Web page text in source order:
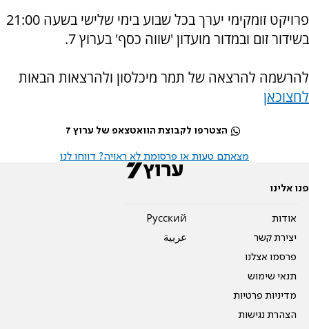
פרויקט זומקימי יערך בכל שבוע בימי שלישי בשעה 21:00
בשידור זום ובמדור מועדון 'שווה כסף' בערוץ 7.
להרשמה להרצאה של תמר מיכלסון ולהרצאות הבאות
לחצוכאן
הצטרפו לקבוצת הוואטצאפ של ערוץ 7
מצאתם טעות או פרסומת לא ראויה? דווחו לנו
פנו אלינו
אודות
יצירת קשר
פרסמו אצלנו
תנאי שימוש
מדיניות פרטיות
הצהרת נגישות
Pусский
عربية